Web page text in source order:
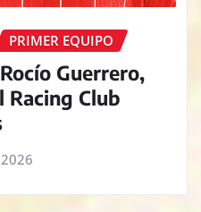
PRIMER EQUIPO
Guerrero,
Racing Club